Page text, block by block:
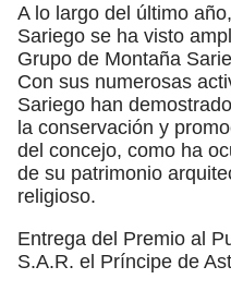
A lo largo del último
Sariego se ha visto
Grupo de Montaña
Con sus numerosas
Sariego han
la conservación y
del concejo, como ha
de su patrimonio
religioso.
Entrega del Premio al
S.A.R. el Príncipe de